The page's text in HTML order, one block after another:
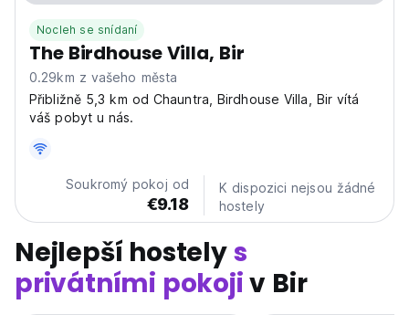
Nocleh se snídaní
The Birdhouse Villa, Bir
0.29km z vašeho města
Přibližně 5,3 km od Chauntra, Birdhouse Villa, Bir vítá
váš pobyt u nás.
Soukromý pokoj od
€9.18
K dispozici nejsou žádné
hostely
Nejlepší hostelys
privátními pokojiv Bir